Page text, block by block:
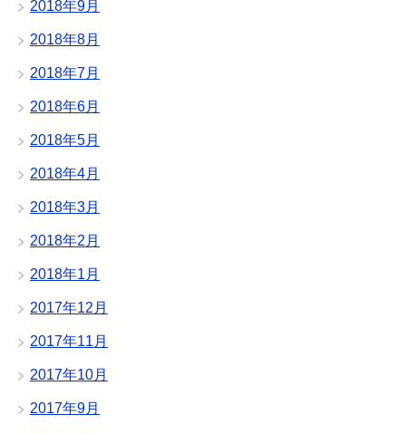
2018年9月
2018年8月
2018年7月
2018年6月
2018年5月
2018年4月
2018年3月
2018年2月
2018年1月
2017年12月
2017年11月
2017年10月
2017年9月